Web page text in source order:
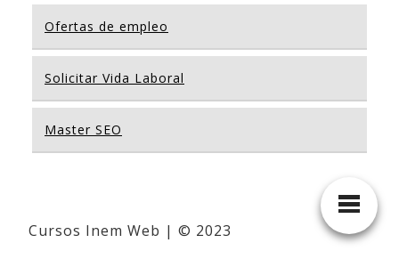
Ofertas de empleo
Solicitar Vida Laboral
Master SEO
Cursos Inem Web | © 2023